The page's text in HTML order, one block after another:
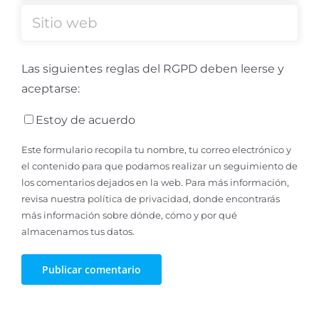
Las siguientes reglas del RGPD deben leerse y
aceptarse:
Estoy de acuerdo
Este formulario recopila tu nombre, tu correo electrónico y
el contenido para que podamos realizar un seguimiento de
los comentarios dejados en la web. Para más información,
revisa nuestra política de privacidad, donde encontrarás
más información sobre dónde, cómo y por qué
almacenamos tus datos.